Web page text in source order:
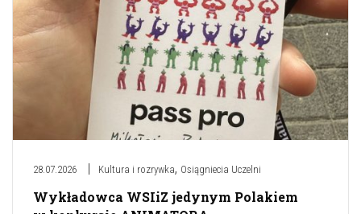
28.07.2026 Kultura i rozrywka, Osiągniecia Uczelni
Wykładowca WSIiZ jedynym Polakiem